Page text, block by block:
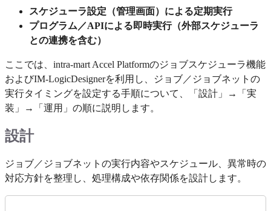
スケジューラ設定（管理画面）による定期実行
プログラム／APIによる即時実行（外部スケジューラ
との連携を含む）
ここでは、intra-mart Accel Platformのジョブスケジューラ機能
およびIM-LogicDesignerを利用し、ジョブ／ジョブネットの
実行タイミングを設定する手順について、「設計」→「実
装」→「運用」の順に説明します。
設計
ジョブ／ジョブネットの実行内容やスケジュール、異常時の
対応方針を整理し、処理構成や依存関係を設計します。